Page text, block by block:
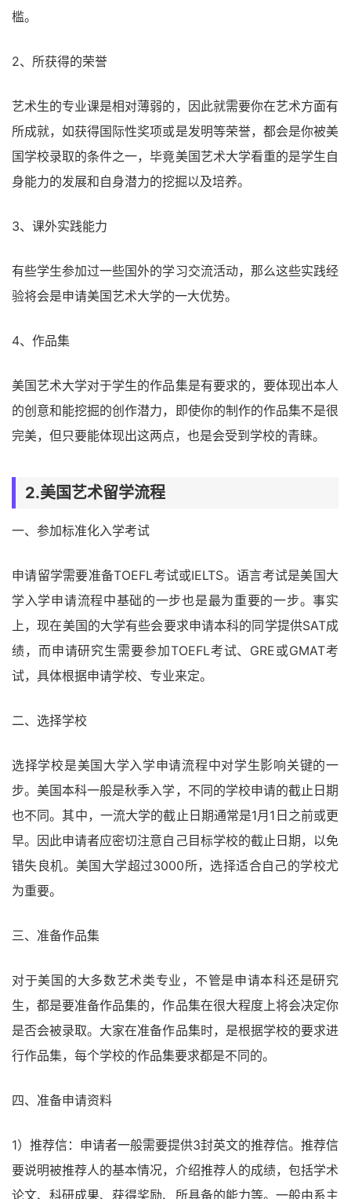
槛。
2、所获得的荣誉
艺术生的专业课是相对薄弱的，因此就需要你在艺术方面有
所成就，如获得国际性奖项或是发明等荣誉，都会是你被美
国学校录取的条件之一，毕竟美国艺术大学看重的是学生自
身能力的发展和自身潜力的挖掘以及培养。
3、课外实践能力
有些学生参加过一些国外的学习交流活动，那么这些实践经
验将会是申请美国艺术大学的一大优势。
4、作品集
美国艺术大学对于学生的作品集是有要求的，要体现出本人
的创意和能挖掘的创作潜力，即使你的制作的作品集不是很
完美，但只要能体现出这两点，也是会受到学校的青睐。
2.美国艺术留学流程
一、参加标准化入学考试
申请留学需要准备TOEFL考试或IELTS。语言考试是美国大
学入学申请流程中基础的一步也是最为重要的一步。事实
上，现在美国的大学有些会要求申请本科的同学提供SAT成
绩，而申请研究生需要参加TOEFL考试、GRE或GMAT考
试，具体根据申请学校、专业来定。
二、选择学校
选择学校是美国大学入学申请流程中对学生影响关键的一
步。美国本科一般是秋季入学，不同的学校申请的截止日期
也不同。其中，一流大学的截止日期通常是1月1日之前或更
早。因此申请者应密切注意自己目标学校的截止日期，以免
错失良机。美国大学超过3000所，选择适合自己的学校尤
为重要。
三、准备作品集
对于美国的大多数艺术类专业，不管是申请本科还是研究
生，都是要准备作品集的，作品集在很大程度上将会决定你
是否会被录取。大家在准备作品集时，是根据学校的要求进
行作品集，每个学校的作品集要求都是不同的。
四、准备申请资料
1）推荐信：申请者一般需要提供3封英文的推荐信。推荐信
要说明被推荐人的基本情况，介绍推荐人的成绩，包括学术
论文、科研成果、获得奖励、所具备的能力等。一般由系主